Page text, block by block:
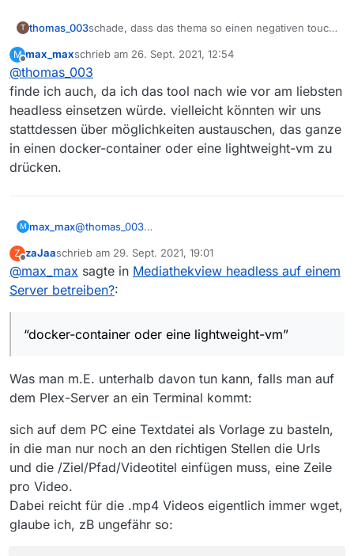
T thomas_003schade, dass das thema so einen negativen touch
M
Offline
max_maxschrieb am 26. Sept. 2021, 12:54
zuletzt editiert von
@thomas_003
finde ich auch, da ich das tool nach wie vor am liebsten
headless einsetzen würde. vielleicht könnten wir uns
stattdessen über möglichkeiten austauschen, das ganze
in einen docker-container oder eine lightweight-vm zu
drücken.
M max_max@thomas_003
liebsten headless einsetzen würde. vielleicht
könnten wir uns stattdessen über möglichkeiten
austauschen, das ganze in einen docker-container
Z zaJaaschrieb am 29. Sept. 2021, 19:01
zuletzt editiert von
@max_max sagte in Mediathekview headless auf einem
Server betreiben?:
“docker-container oder eine lightweight-vm”
Was man m.E. unterhalb davon tun kann, falls man auf
dem Plex-Server an ein Terminal kommt:
sich auf dem PC eine Textdatei als Vorlage zu basteln,
in die man nur noch an den richtigen Stellen die Urls
und die /Ziel/Pfad/Videotitel einfügen muss, eine Zeile
pro Video.
Dabei reicht für die .mp4 Videos eigentlich immer wget,
glaube ich, zB ungefähr so: